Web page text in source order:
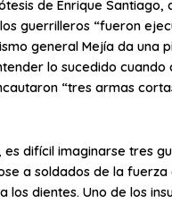
de Enrique Santiago,
guerrilleros “fueron
general Mejía da una
lo sucedido cuando
“tres armas
es difícil imaginarse tres
a soldados de la
los dientes. Uno de los